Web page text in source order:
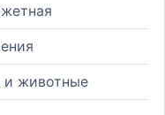
и животные